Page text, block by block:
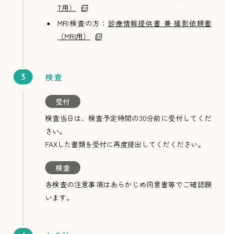
T用）
MRI検査の方： 診療情報提供書 兼 撮影依頼書
（MRI用）
検査
受付
検査当日は、検査予定時間の30分前に受付してくだ
さい。
FAXした書類を受付に再度提出してくだください。
検査
各検査の注意事項はあらかじめ同意書等でご確認願
います。